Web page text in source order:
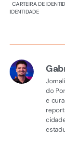
CARTEIRA DE
IDENTIDADE
do
e